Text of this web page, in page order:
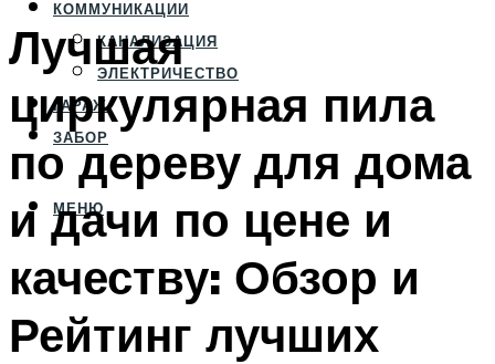
КОММУНИКАЦИИ
КАНАЛИЗАЦИЯ
ЭЛЕКТРИЧЕСТВО
ГАРАЖ
ЗАБОР
МЕНЮ
Лучшая
циркулярная пила
по дереву для дома
и дачи по цене и
качеству: Обзор и
Рейтинг лучших